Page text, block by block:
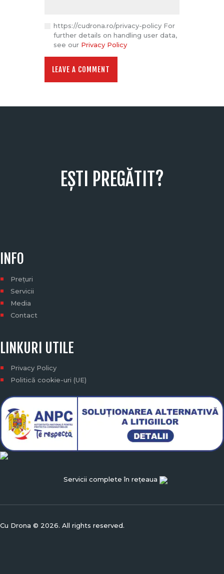
https://cudrona.ro/privacy-policy For
further details on handling user data,
see our Privacy Policy
EȘTI PREGĂTIT?
INFO
Prețuri
Servicii
Media
Contact
LINKURI UTILE
Privacy Policy
Politică cookie-uri (UE)
Servicii complete în rețeaua
Cu Drona © 2026. All rights reserved.